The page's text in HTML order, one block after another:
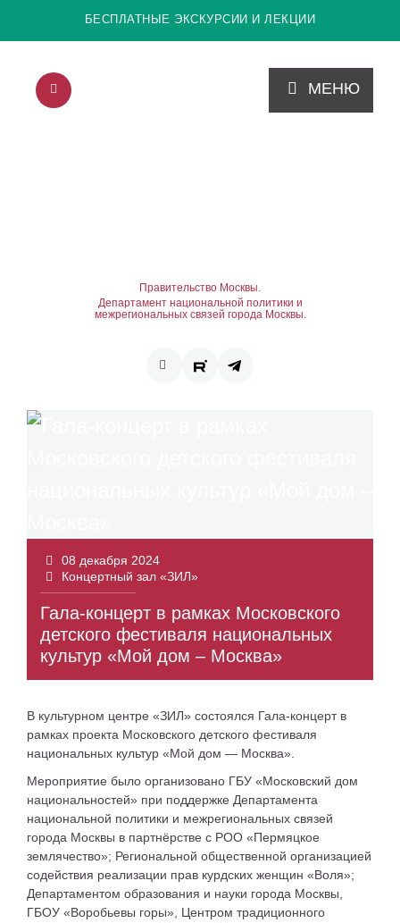
БЕСПЛАТНЫЕ ЭКСКУРСИИ И ЛЕКЦИИ
МЕНЮ
Правительство Москвы.
Департамент национальной политики и
межрегиональных связей города Москвы.
08 декабря 2024
Концертный зал «ЗИЛ»
Гала-концерт в рамках Московского
детского фестиваля национальных
культур «Мой дом – Москва»
В культурном центре «ЗИЛ» состоялся Гала-концерт в
рамках проекта Московского детского фестиваля
национальных культур «Мой дом — Москва».
Мероприятие было организовано ГБУ «Московский дом
национальностей» при поддержке Департамента
национальной политики и межрегиональных связей
города Москвы в партнёрстве с РОО «Пермяцкое
землячество»; Региональной общественной организацией
содействия реализации прав курдских женщин «Воля»;
Департаментом образования и науки города Москвы,
ГБОУ «Воробьевы горы», Центром традиционного